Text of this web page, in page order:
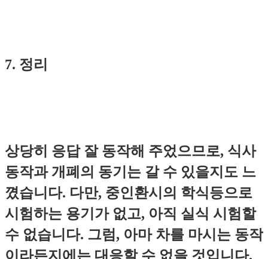
7. 정리
상당히 응답 잘 동작해 주었으므로, 식사
동작과 개폐의 동기는 갈 수 있을지도 느
꼈습니다. 다만, 중인환시의 학식등으로
시험하는 용기가 없고, 아직 실식 시험할
수 없습니다. 그럼, 아마 차를 마시는 동작
이라든지에는 대응할 수 없을 것입니다.